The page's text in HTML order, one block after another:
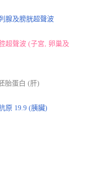
腺及膀胱超聲波
超聲波 (子宮, 卵巢及
胎蛋白 (肝)
原 19.9 (胰臟)